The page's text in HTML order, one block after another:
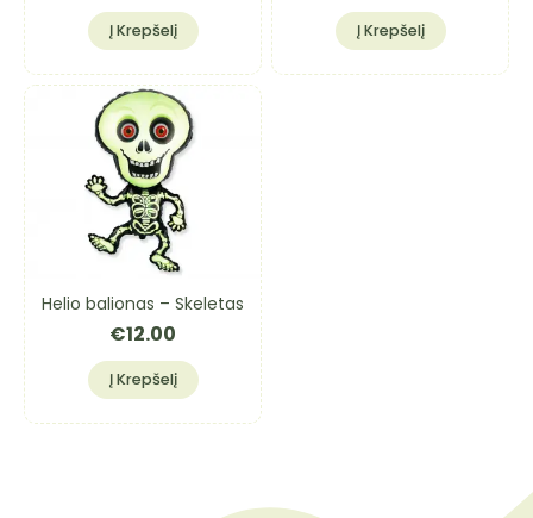
Į Krepšelį Į Krepšelį
Helio balionas – Skeletas
€12.00
Į Krepšelį